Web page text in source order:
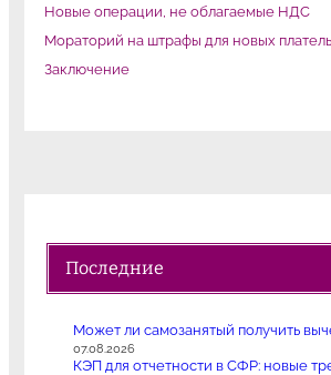
Новые операции, не облагаемые НДС
Мораторий на штрафы для новых
Заключение
Последние
Может ли самозанятый получить
07.08.2026
КЭП для отчетности в СФР: новые